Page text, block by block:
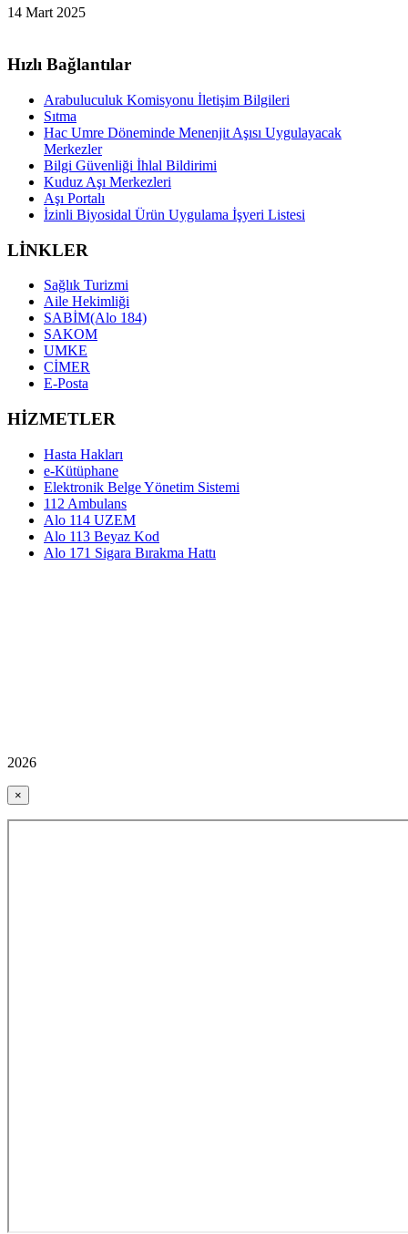
14 Mart 2025
Hızlı Bağlantılar
Arabuluculuk Komisyonu İletişim Bilgileri
Sıtma
Hac Umre Döneminde Menenjit Aşısı Uygulayacak
Merkezler
Bilgi Güvenliği İhlal Bildirimi
Kuduz Aşı Merkezleri
Aşı Portalı
İzinli Biyosidal Ürün Uygulama İşyeri Listesi
LİNKLER
Sağlık Turizmi
Aile Hekimliği
SABİM(Alo 184)
SAKOM
UMKE
CİMER
E-Posta
HİZMETLER
Hasta Hakları
e-Kütüphane
Elektronik Belge Yönetim Sistemi
112 Ambulans
Alo 114 UZEM
Alo 113 Beyaz Kod
Alo 171 Sigara Bırakma Hattı
2026
×